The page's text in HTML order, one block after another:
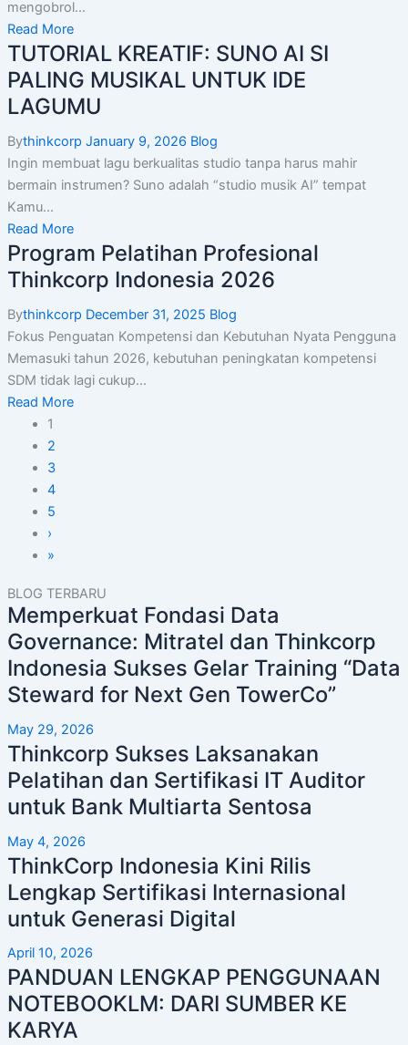
mengobrol...
Read More
TUTORIAL KREATIF: SUNO AI SI
PALING MUSIKAL UNTUK IDE
LAGUMU
Bythinkcorp January 9, 2026 Blog
Ingin membuat lagu berkualitas studio tanpa harus mahir
bermain instrumen? Suno adalah “studio musik AI” tempat
Kamu...
Read More
Program Pelatihan Profesional
Thinkcorp Indonesia 2026
Bythinkcorp December 31, 2025 Blog
Fokus Penguatan Kompetensi dan Kebutuhan Nyata Pengguna
Memasuki tahun 2026, kebutuhan peningkatan kompetensi
SDM tidak lagi cukup...
Read More
1
2
3
4
5
›
»
BLOG TERBARU
Memperkuat Fondasi Data
Governance: Mitratel dan Thinkcorp
Indonesia Sukses Gelar Training “Data
Steward for Next Gen TowerCo”
May 29, 2026
Thinkcorp Sukses Laksanakan
Pelatihan dan Sertifikasi IT Auditor
untuk Bank Multiarta Sentosa
May 4, 2026
ThinkCorp Indonesia Kini Rilis
Lengkap Sertifikasi Internasional
untuk Generasi Digital
April 10, 2026
PANDUAN LENGKAP PENGGUNAAN
NOTEBOOKLM: DARI SUMBER KE
KARYA